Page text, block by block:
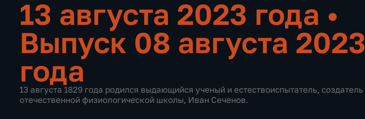
13 августа 2023 года •
Выпуск 08 августа 2023
года
13 августа 1829 года родился выдающийся ученый и естествоиспытатель, создатель
отечественной физиологической школы, Иван Сеченов.